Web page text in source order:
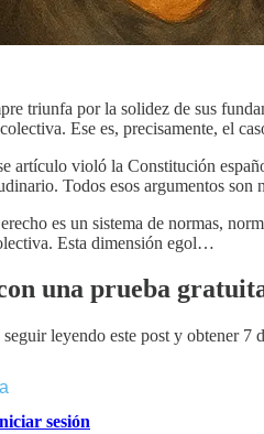
triunfa por la solidez de sus
Ese es, precisamente, el
artículo violó la Constitución
Todos esos argumentos
es un sistema de normas,
Esta dimensión egol…
una prueba
seguir leyendo este post y obtener 7
sesión